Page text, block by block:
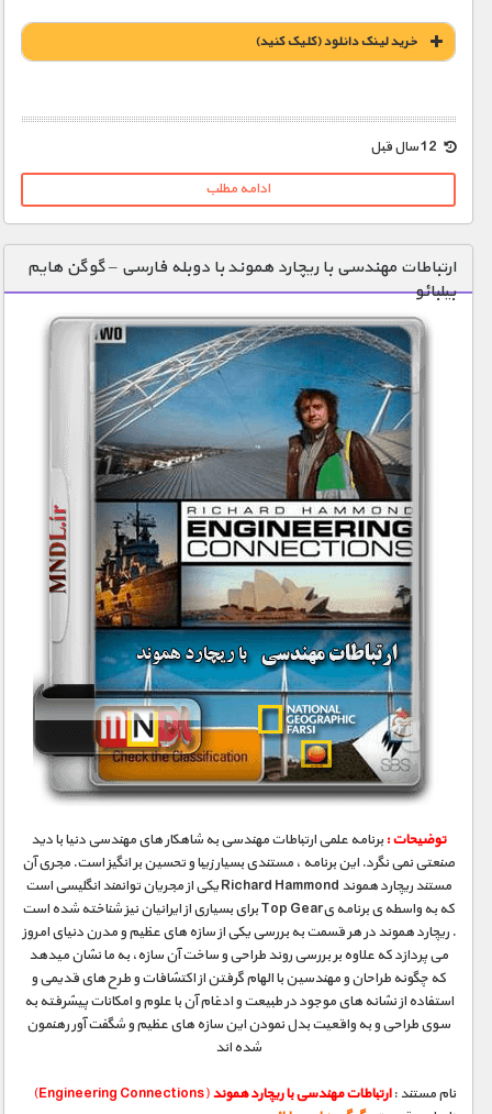
خريد لينک دانلود (کليک کنيد)
1900 تومان – خريد لينک دانلود (افزودن به سبد خريد)
ادامه مطلب
ارتباطات مهندسی با ریچارد هموند با دوبله فارسی – گوگن هایم
بیلبائو‬‎
توضیحات : برنامه علمی ارتباطات مهندسی به شاهکار های مهندسی دنیا با دید
صنعتی نمی نگرد. این برنامه ، مستندی بسیار زیبا و تحسین بر انگیز است. مجری آن
مستند ریچارد هموند Richard Hammond یکی از مجریان توانمند انگلیسی است
که به واسطه ی برنامه یTop Gear برای بسیاری از ایرانیان نیز شناخته شده است
. ریچارد هموند در هر قسمت به بررسی یکی از سازه های عظیم و مدرن دنیای امروز
می پردازد که علاوه بر بررسی روند طراحی و ساخت آن سازه، به ما نشان میدهد
که چگونه طراحان و مهندسین با الهام گرفتن از اکتشافات و طرح های قدیمی و
استفاده از نشانه های موجود در طبیعت و ادغام آن با علوم و امکانات پیشرفته به
سوی طراحی و به واقعیت بدل نمودن این سازه های عظیم و شگفت آور رهنمون
شده اند
نام مستند :ارتباطات مهندسی با ریچارد هموند(Engineering Connections)